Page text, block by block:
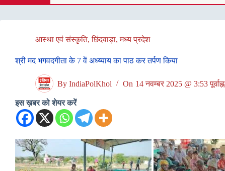
आस्था एवं संस्कृति,छिंदवाड़ा,मध्य प्रदेश
श्री मद भगवदगीता के 7 वें अध्य्याय का पाठ कर तर्पण किया
By IndiaPolKhol On 14 नवम्बर 2025 @ 3:53 पूर्वाह्न
इस ख़बर को शेयर करें